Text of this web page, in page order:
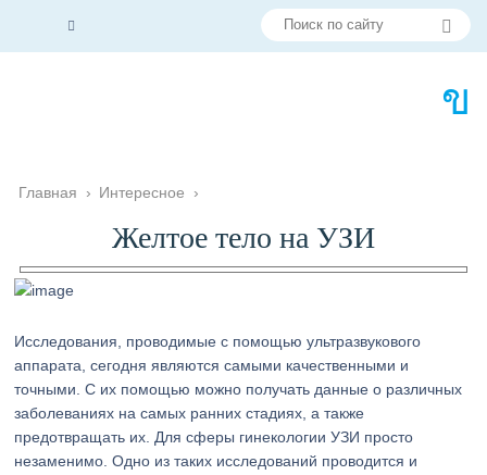
Главная › Интересное ›
Желтое тело на УЗИ
Исследования, проводимые с помощью ультразвукового
аппарата, сегодня являются самыми качественными и
точными. С их помощью можно получать данные о различных
заболеваниях на самых ранних стадиях, а также
предотвращать их. Для сферы гинекологии УЗИ просто
незаменимо. Одно из таких исследований проводится и